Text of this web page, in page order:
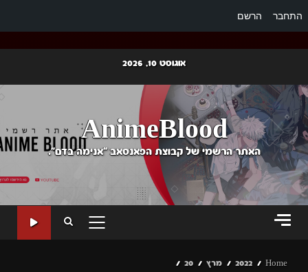
התחבר הרשם
content
אוגוסט 10, 2026
AnimeBlood
האתר הרשמי של קבוצת הפאנסאב "אנימה בדם".
PRIMARY
Home
2022 מרץ
20